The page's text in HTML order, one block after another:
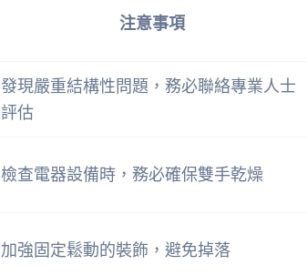
注意事項
發現嚴重結構性問題，務必聯絡專業人士
評估
檢查電器設備時，務必確保雙手乾燥
加強固定鬆動的裝飾，避免掉落